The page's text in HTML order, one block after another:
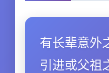
有长辈意外
引进或父祖